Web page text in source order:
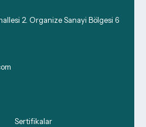
2. Organize Sanayi Bölgesi 6
Sertifikalar